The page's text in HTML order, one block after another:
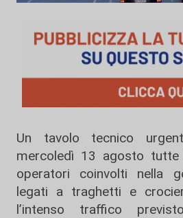
Un tavolo tecnico
mercoledì 13 agosto
operatori coinvolti nella
legati a traghetti e
l’intenso traffico